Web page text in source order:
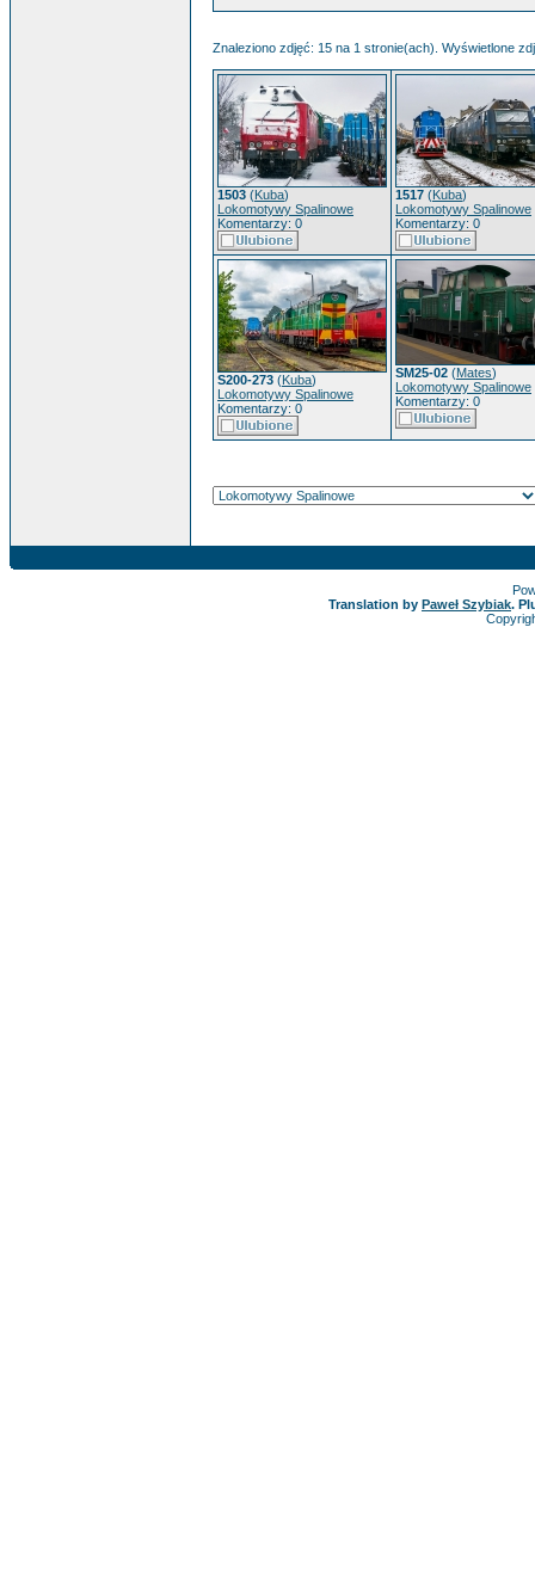
Znaleziono zdjęć: 15 na 1 stronie(ach). Wyświetlone
1503 (Kuba)
Lokomotywy Spalinowe
Komentarzy: 0
1517 (Kuba)
Lokomotywy Spalinowe
Komentarzy: 0
S200-273 (Kuba)
Lokomotywy Spalinowe
Komentarzy: 0
SM25-02 (Mates)
Lokomotywy Spalinowe
Komentarzy: 0
Translation by Paweł Szybiak.